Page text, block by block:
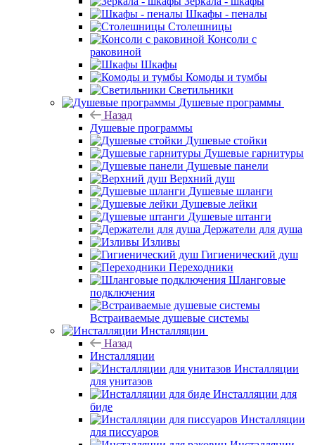
Шкафы - пеналы
Столешницы
Консоли с
раковиной
Шкафы
Комоды и тумбы
Светильники
Душевые программы
Назад
Душевые программы
Душевые стойки
Душевые гарнитуры
Душевые панели
Верхний душ
Душевые шланги
Душевые лейки
Душевые штанги
Держатели для душа
Изливы
Гигиенический душ
Переходники
Шланговые
подключения
Встраиваемые душевые системы
Инсталляции
Назад
Инсталляции
Инсталляции
для унитазов
Инсталляции для
биде
Инсталляции
для писсуаров